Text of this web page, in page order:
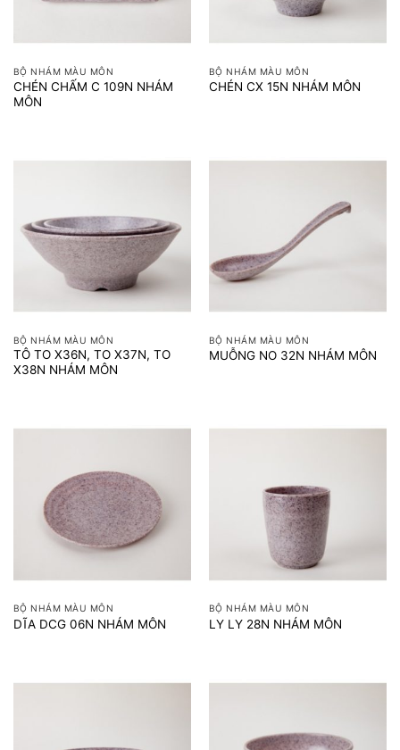
BỘ NHÁM MÀU MÔN
CHÉN CHẤM C 109N NHÁM
MÔN
BỘ NHÁM MÀU MÔN
CHÉN CX 15N NHÁM MÔN
BỘ NHÁM MÀU MÔN
TÔ TO X36N, TO X37N, TO
X38N NHÁM MÔN
BỘ NHÁM MÀU MÔN
MUỖNG NO 32N NHÁM MÔN
BỘ NHÁM MÀU MÔN
DĨA DCG 06N NHÁM MÔN
BỘ NHÁM MÀU MÔN
LY LY 28N NHÁM MÔN